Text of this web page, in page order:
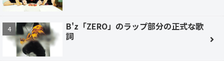
B'z「ZERO」のラップ部分の正式な歌
詞